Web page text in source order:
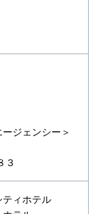
ジェンシー＞
３
ティホテル